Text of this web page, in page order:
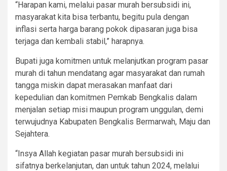
“Harapan kami, melalui pasar murah bersubsidi ini,
masyarakat kita bisa terbantu, begitu pula dengan
inflasi serta harga barang pokok dipasaran juga bisa
terjaga dan kembali stabil,” harapnya.
Bupati juga komitmen untuk melanjutkan program pasar
murah di tahun mendatang agar masyarakat dan rumah
tangga miskin dapat merasakan manfaat dari
kepedulian dan komitmen Pemkab Bengkalis dalam
menjalan setiap misi maupun program unggulan, demi
terwujudnya Kabupaten Bengkalis Bermarwah, Maju dan
Sejahtera.
“Insya Allah kegiatan pasar murah bersubsidi ini
sifatnya berkelanjutan, dan untuk tahun 2024, melalui